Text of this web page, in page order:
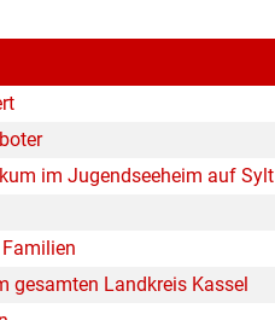
im Jugendseeheim auf Sylt
gesamten Landkreis Kassel